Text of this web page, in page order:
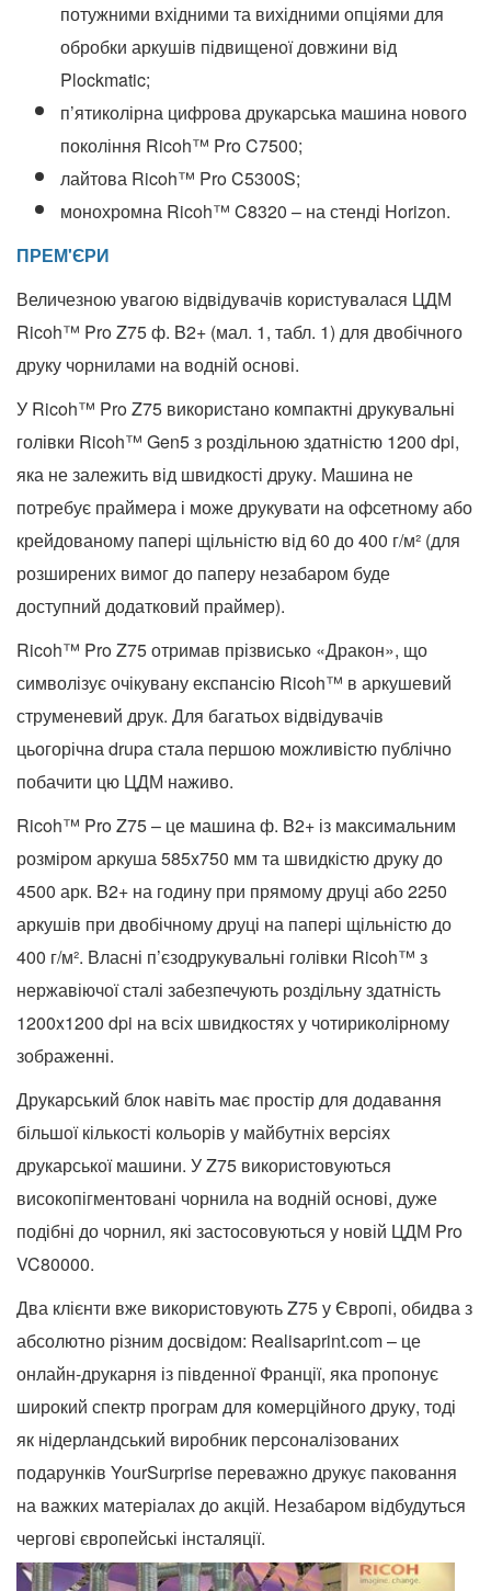
потужними вхідними та вихідними опціями для
обробки аркушів підвищеної довжини від
Plockmatic;
п’ятиколірна цифрова друкарська машина нового
покоління Ricoh™ Pro C7500;
лайтова Ricoh™ Pro C5300S;
монохромна Ricoh™ C8320 – на стенді Horizon.
ПРЕМ'ЄРИ
Величезною увагою відвідувачів користувалася ЦДМ
Ricoh™ Pro Z75 ф. B2+ (мал. 1, табл. 1) для двобічного
друку чорнилами на водній основі.
У Ricoh™ Pro Z75 використано компактні друкувальні
голівки Ricoh™ Gen5 з роздільною здатністю 1200 dpi,
яка не залежить від швидкості друку. Машина не
потребує праймера і може друкувати на офсетному або
крейдованому папері щільністю від 60 до 400 г/м² (для
розширених вимог до паперу незабаром буде
доступний додатковий праймер).
Ricoh™ Pro Z75 отримав прізвисько «Дракон», що
символізує очікувану експансію Ricoh™ в аркушевий
струменевий друк. Для багатьох відвідувачів
цьогорічна drupa стала першою можливістю публічно
побачити цю ЦДМ наживо.
Ricoh™ Pro Z75 – це машина ф. B2+ із максимальним
розміром аркуша 585x750 мм та швидкістю друку до
4500 арк. B2+ на годину при прямому друці або 2250
аркушів при двобічному друці на папері щільністю до
400 г/м². Власні п’єзодрукувальні голівки Ricoh™ з
нержавіючої сталі забезпечують роздільну здатність
1200x1200 dpi на всіх швидкостях у чотириколірному
зображенні.
Друкарський блок навіть має простір для додавання
більшої кількості кольорів у майбутніх версіях
друкарської машини. У Z75 використовуються
високопігментовані чорнила на водній основі, дуже
подібні до чорнил, які застосовуються у новій ЦДМ Pro
VC80000.
Два клієнти вже використовують Z75 у Європі, обидва з
абсолютно різним досвідом: Realisaprint.com – це
онлайн-друкарня із південної Франції, яка пропонує
широкий спектр програм для комерційного друку, тоді
як нідерландський виробник персоналізованих
подарунків YourSurprise переважно друкує паковання
на важких матеріалах до акцій. Незабаром відбудуться
чергові європейські інсталяції.